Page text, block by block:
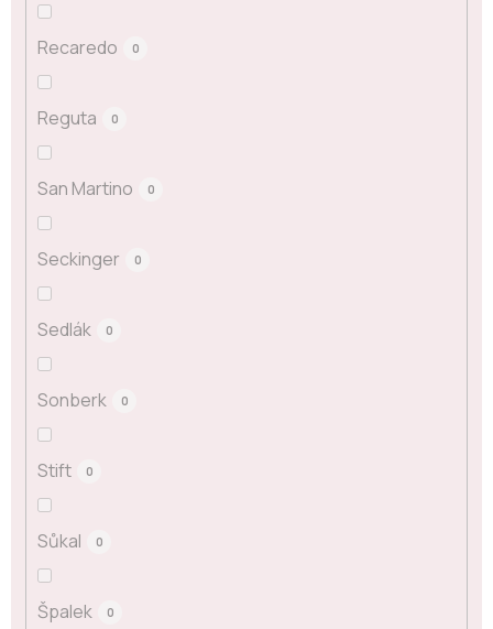
Recaredo 0
Reguta 0
San Martino 0
Seckinger 0
Sedlák 0
Sonberk 0
Stift 0
Sůkal 0
Špalek 0